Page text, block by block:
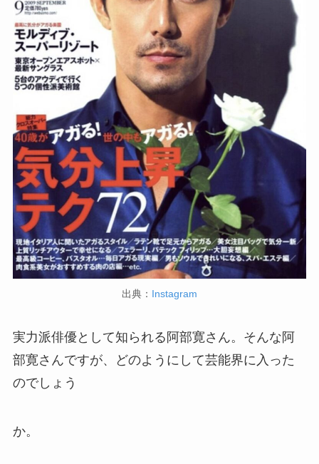
出典： Instagram
実力派俳優として知られる阿部寛さん。そんな阿
部寛さんですが、どのようにして芸能界に入った
のでしょう
か。